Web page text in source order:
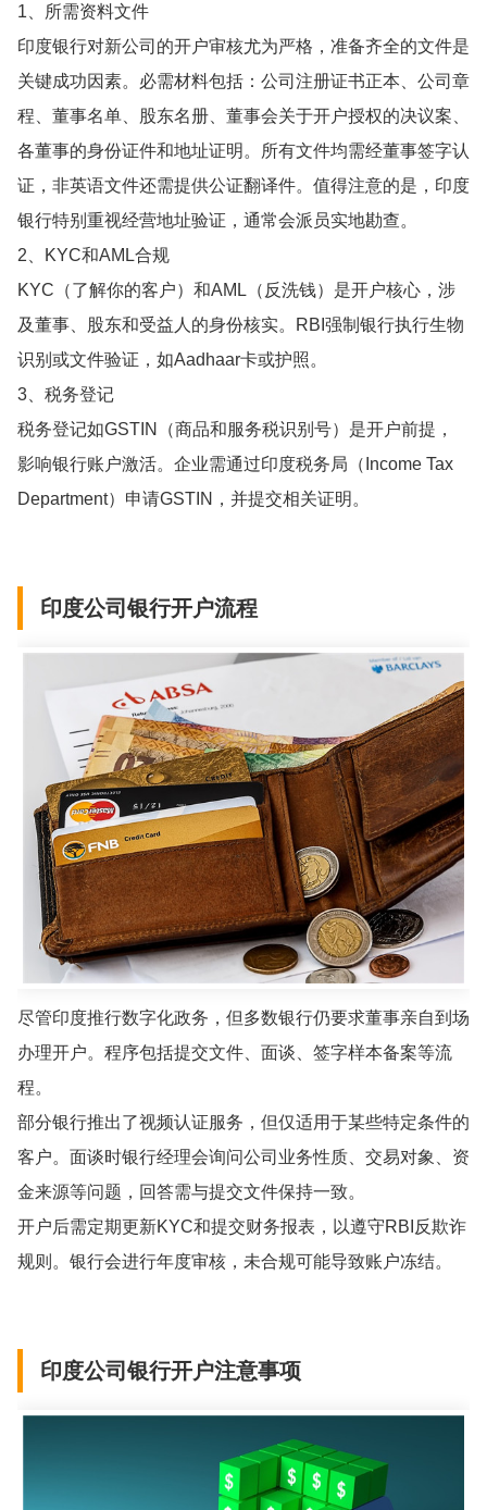
1、所需资料文件
印度银行对新公司的开户审核尤为严格，准备齐全的文件是
关键成功因素。必需材料包括：公司注册证书正本、公司章
程、董事名单、股东名册、董事会关于开户授权的决议案、
各董事的身份证件和地址证明。所有文件均需经董事签字认
证，非英语文件还需提供公证翻译件。值得注意的是，印度
银行特别重视经营地址验证，通常会派员实地勘查。
2、KYC和AML合规
KYC（了解你的客户）和AML（反洗钱）是开户核心，涉
及董事、股东和受益人的身份核实。RBI强制银行执行生物
识别或文件验证，如Aadhaar卡或护照。
3、税务登记
税务登记如GSTIN（商品和服务税识别号）是开户前提，
影响银行账户激活。企业需通过印度税务局（Income Tax
Department）申请GSTIN，并提交相关证明。
印度公司银行开户流程
尽管印度推行数字化政务，但多数银行仍要求董事亲自到场
办理开户。程序包括提交文件、面谈、签字样本备案等流
程。
部分银行推出了视频认证服务，但仅适用于某些特定条件的
客户。面谈时银行经理会询问公司业务性质、交易对象、资
金来源等问题，回答需与提交文件保持一致。
开户后需定期更新KYC和提交财务报表，以遵守RBI反欺诈
规则。银行会进行年度审核，未合规可能导致账户冻结。
印度公司银行开户注意事项